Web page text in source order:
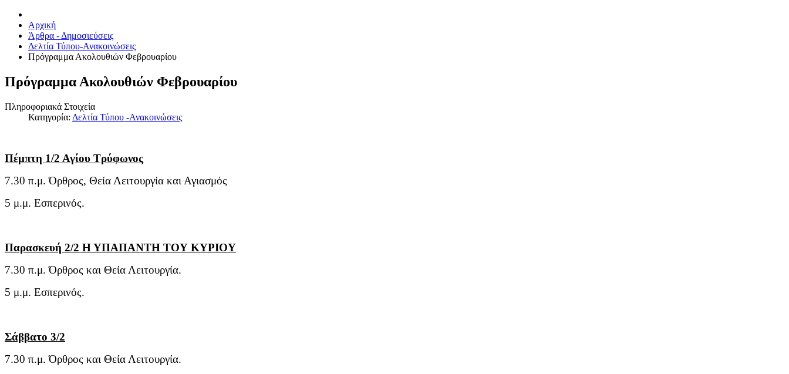
Αρχική
Άρθρα - Δημοσιεύσεις
Δελτία Τύπου-Ανακοινώσεις
Πρόγραμμα Ακολουθιών Φεβρουαρίου
Πρόγραμμα Ακολουθιών Φεβρουαρίου
Πληροφοριακά Στοιχεία
Κατηγορία: Δελτία Τύπου -Ανακοινώσεις
Πέμπτη 1/2 Αγίου Τρύφωνος
7.30 π.μ. Όρθρος, Θεία Λειτουργία και Αγιασμός
5 μ.μ. Εσπερινός.
Παρασκευή 2/2 Η ΥΠΑΠΑΝΤΗ ΤΟΥ ΚΥΡΙΟΥ
7.30 π.μ. Όρθρος και Θεία Λειτουργία.
5 μ.μ. Εσπερινός.
Σάββατο 3/2
7.30 π.μ. Όρθρος και Θεία Λειτουργία.